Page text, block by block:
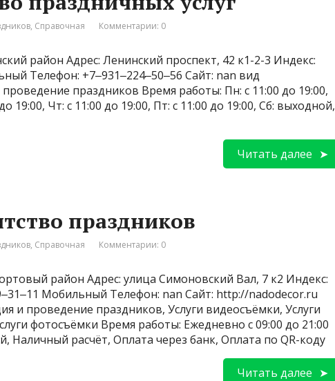
, Справочная Комментарии: 0
район Адрес: Ленинский проспект, 42 к1-2-3 Индекс:
Телефон: +7‒931‒224‒50‒56 Сайт: nan вид
праздников Время работы: Пн: с 11:00 до 19:00,
19:00, Чт: с 11:00 до 19:00, Пт: с 11:00 до 19:00, Сб: выходной,
Читать далее
праздников
, Справочная Комментарии: 0
район Адрес: улица Симоновский Вал, 7 к2 Индекс:
Мобильный Телефон: nan Сайт: http://nadodecor.ru
и проведение праздников, Услуги видеосъёмки, Услуги
фотосъёмки Время работы: Ежедневно с 09:00 до 21:00
Наличный расчёт, Оплата через банк, Оплата по QR-коду
Читать далее